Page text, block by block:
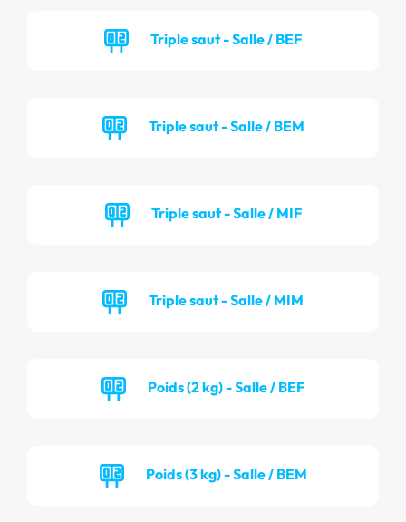
Triple saut - Salle / BEF
Triple saut - Salle / BEM
Triple saut - Salle / MIF
Triple saut - Salle / MIM
Poids (2 kg) - Salle / BEF
Poids (3 kg) - Salle / BEM